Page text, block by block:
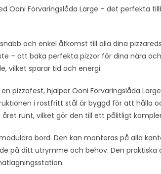
e
s
s
o
j
o
n
t
h
Ooni Förvaringslåda Large – det perfekta
och enkel åtkomst till alla dina
– att baka perfekta pizzor för dina nära
vilket sparar tid och energi.
pizzafest, hjälper Ooni Förvaringslåda
i rostfritt stål är byggd för att hålla
runt, vilket gör den till ett pålitligt
bord. Den kan monteras på alla
på ditt utrymme och behov. Den praktiska